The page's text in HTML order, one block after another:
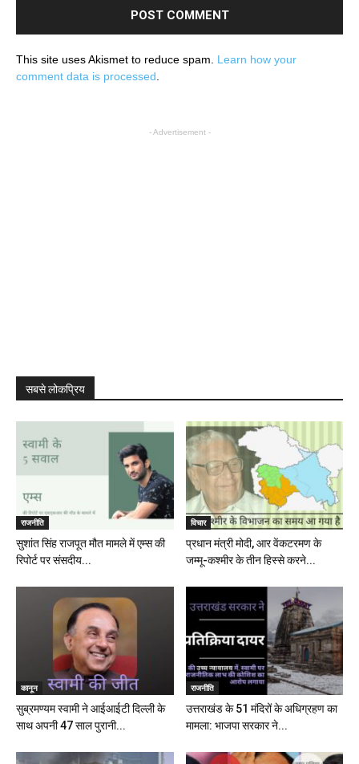
This site uses Akismet to reduce spam. Learn how your
comment data is processed
- Advertisement -
सबसे लोकप्रिय
राजनीति
सुशांत सिंह राजपूत मौत मामले में एम्स की
रिपोर्ट पर संसदीय...
विचार
प्रधान मंत्री मोदी, आर वेंकटरमण के
जम्मू-कश्मीर के तीन हिस्से करने...
कानून
सुब्रमण्यम स्वामी ने आईआईटी दिल्ली के
साथ अपनी 47 साल पुरानी...
राजनीति
उत्तराखंड के 51 मंदिरों के अधिग्रहण का
मामला: भाजपा सरकार ने...